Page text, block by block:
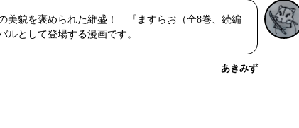
美貌を褒められた維盛！ 『ますらお（全8巻、続編
ルとして登場する漫画です。
あきみず